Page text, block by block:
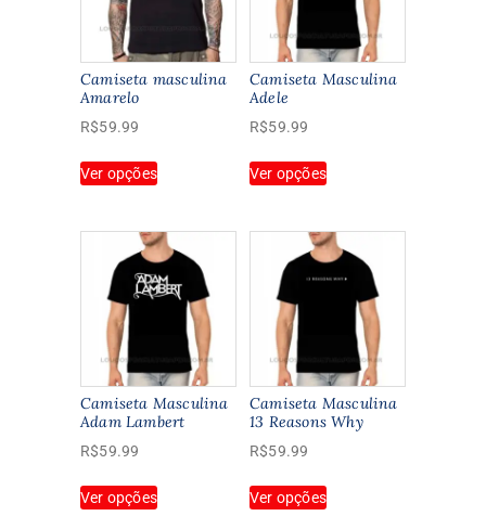
Camiseta masculina
Amarelo
R$59.99
Ver opçõesproduto
várias
variantes.
As
opções
podem
escolhidas
na
página
Camiseta Masculina
Adele
R$59.99
Ver opçõesproduto
várias
variantes.
As
opções
podem
escolhidas
na
página
Camiseta Masculina
Adam Lambert
R$59.99
Ver opçõesproduto
Camiseta Masculina
13 Reasons Why
R$59.99
Ver opçõesproduto